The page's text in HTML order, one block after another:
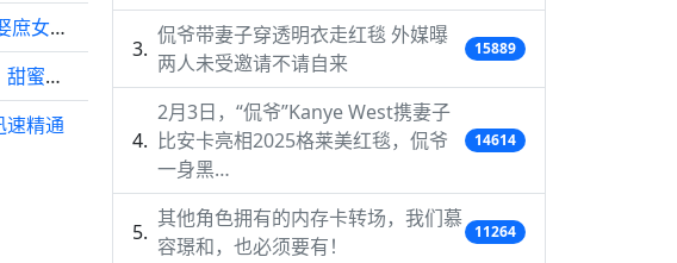
小公爷只懂得质疑， 他顾廷烨怎会迎娶庶女为妻？
顾廷烨守护明兰的镜头真是百看不腻，甜蜜至极啊……知否
速精通
侃爷带妻子穿透明衣走红毯 外媒曝
两人未受邀请不请自来
15889
2月3日，“侃爷”Kanye West携妻子
比安卡亮相2025格莱美红毯，侃爷
一身黑…
14614
其他角色拥有的内存卡转场，我们慕
容璟和，也必须要有！
11264